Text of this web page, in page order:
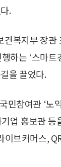
.
건복지부 장
하는 ‘스마
을 끌었다.
민참여관 ‘노
업 홍보관
이브커머스,